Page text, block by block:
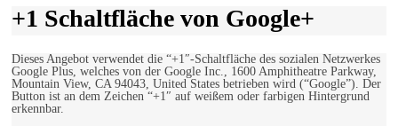
+1 Schaltfläche von Google+
Dieses Angebot verwendet die “+1″-Schaltfläche des sozialen Netzwerkes
Google Plus, welches von der Google Inc., 1600 Amphitheatre Parkway,
Mountain View, CA 94043, United States betrieben wird (“Google”). Der
Button ist an dem Zeichen “+1″ auf weißem oder farbigen Hintergrund
erkennbar.